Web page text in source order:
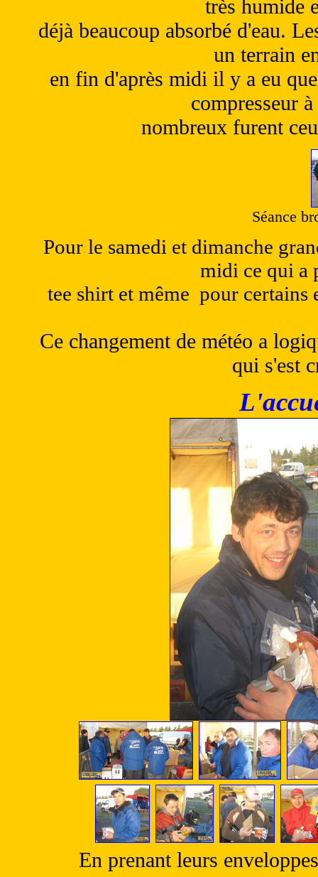
très humide
déjà beaucoup absorbé d'eau.
un terrain
en fin d'après midi il y a eu
compresseur
nombreux furent
Séance
Pour le samedi et dimanche
midi ce qui a
tee shirt et même pour certains
Ce changement de météo a
qui s'est
En prenant leurs